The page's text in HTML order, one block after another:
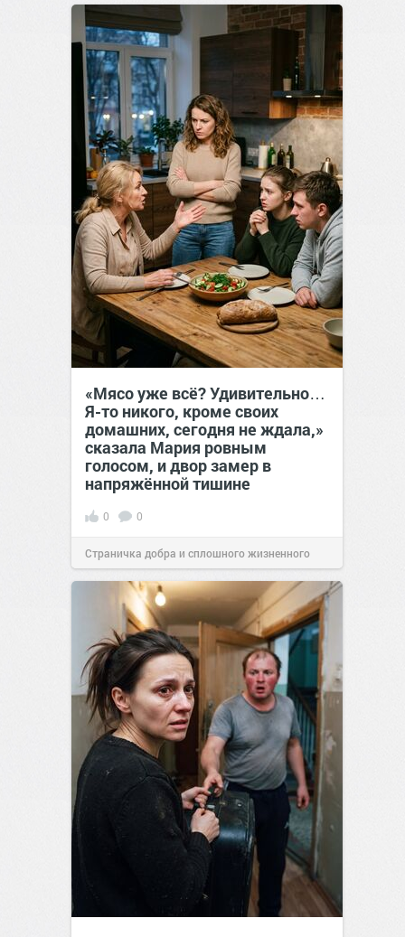
сайт.23:4006 авг 2026
«Мясо уже всё? Удивительно…
Я-то никого, кроме своих
домашних, сегодня не ждала,»
сказала Мария ровным
голосом, и двор замер в
напряжённой тишине
0 0
Страничка добра и сплошного жизненного
позитива!15:3807 авг 2026